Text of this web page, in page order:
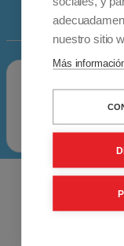
nuestro sitio
Más